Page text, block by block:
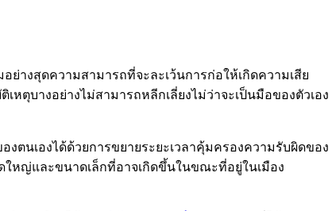
างสุดความสามารถที่จะละเว้นการก่อให้เกิดความเสีย
เหตุบางอย่างไม่สามารถหลีกเลี่ยงไม่ว่าจะเป็นมือของตัวเอง
นเองได้ด้วยการขยายระยะเวลาคุ้มครองความรับผิดของ
ใหญ่และขนาดเล็กที่อาจเกิดขึ้นในขณะที่อยู่ในเมือง